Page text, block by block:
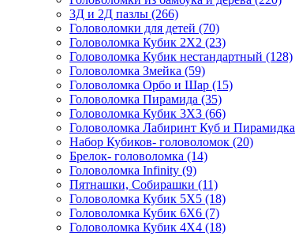
3Д и 2Д пазлы (266)
Головоломки для детей (70)
Головоломка Кубик 2Х2 (23)
Головоломка Кубик нестандартный (128)
Головоломка Змейка (59)
Головоломка Орбо и Шар (15)
Головоломка Пирамида (35)
Головоломка Кубик 3Х3 (66)
Головоломка Лабиринт Куб и Пирамидка
Набор Кубиков- головоломок (20)
Брелок- головоломка (14)
Головоломка Infinity (9)
Пятнашки, Собирашки (11)
Головоломка Кубик 5Х5 (18)
Головоломка Кубик 6Х6 (7)
Головоломка Кубик 4Х4 (18)